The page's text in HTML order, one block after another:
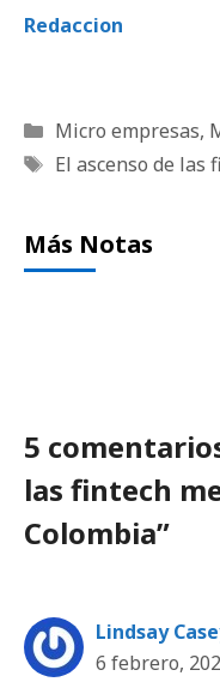
Redaccion
Categorías
Micro empresas,
Etiquetas
El ascenso de las
Más Notas
5
las fintech
Colombia”
Lindsay
6 febrero,